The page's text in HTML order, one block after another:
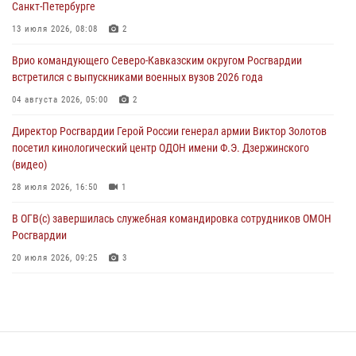
В Зауралье при содействии СОБР Росгвардии ликвидирована
06 августа 2026, 11:27
В Москве росгвардейцы задержали троих мужчин, устроивших
06 августа 2026, 11:20 1
Санкт-Петербурге
13 июля 2026, 08:08 2
Врио командующего Северо-Кавказским округом Росгвардии
встретился с выпускниками военных вузов 2026 года
04 августа 2026, 05:00 2
Директор Росгвардии Герой России генерал армии Виктор Золотов
посетил кинологический центр ОДОН имени Ф.Э. Дзержинского
(видео)
28 июля 2026, 16:50 1
В ОГВ(с) завершилась служебная командировка сотрудников ОМОН
Росгвардии
20 июля 2026, 09:25 3